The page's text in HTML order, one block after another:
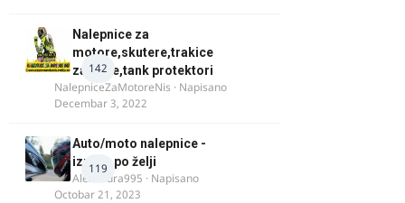
142
Nalepnice za
motore,skutere,trakice
za felne,tank protektori
NalepniceZaMotoreNis · Napisano
Decembar 3, 2022
119
Auto/moto nalepnice -
izrada po želji
Alexandra995 · Napisano
Octobar 21, 2023